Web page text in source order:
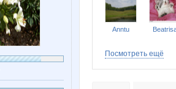
Anntu
Посмотреть ещё